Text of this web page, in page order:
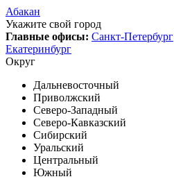
Абакан
Укажите свой город
Главные офисы: Санкт-Петербург
Екатеринбург
Округ
Дальневосточный
Приволжский
Северо-Западный
Северо-Кавказский
Сибирский
Уральский
Центральный
Южный